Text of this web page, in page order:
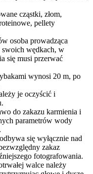
cząstki, złom,
pellety
osoba prowadząca
swoich wędkach, w
się musi przerwać
wynosi 20 m, po
je oczyścić i
do zakazu karmienia i
parametrów wody
się wyłącznie nad
zakaz
fotografowania.
walce należy